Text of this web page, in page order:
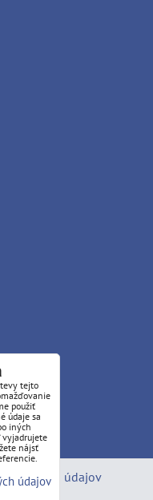
osobných údajov
tejto
použiť
údaje sa
iných
vyjadrujete
nájsť
údajov